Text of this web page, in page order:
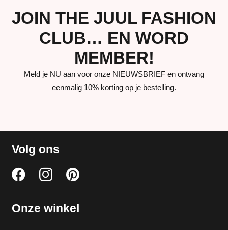
JOIN THE JUUL FASHION
CLUB… EN WORD
MEMBER!
Meld je NU aan voor onze NIEUWSBRIEF en ontvang
eenmalig 10% korting op je bestelling.
Volg ons
Onze winkel